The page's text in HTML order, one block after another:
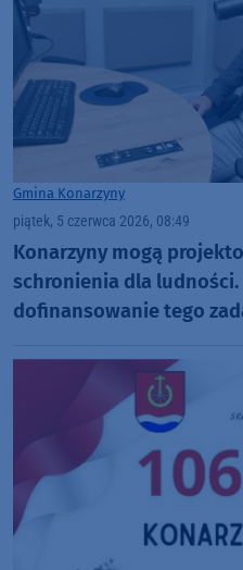
Gmina Konarzyny
piątek, 5 czerwca 2026, 08:49
Konarzyny mogą
schronienia dla ludności.
dofinansowanie tego